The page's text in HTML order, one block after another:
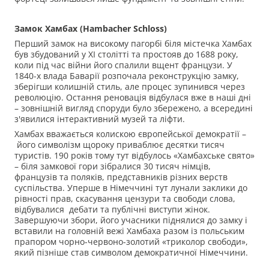
Замок Хамбах (Hambacher Schloss)
Перший замок на високому пагорбі біля містечка Хамбах
був збудований у XI столітті та простояв до 1688 року,
коли під час війни його спалили вщент французи. У
1840-х влада Баварії розпочала реконструкцію замку,
зберігши колишній стиль, але процес зупинився через
революцію. Остання реновація відбулася вже в наші дні
– зовнішній вигляд споруди було збережено, а всередині
з'явилися інтерактивний музей та ліфти.
Хамбах вважається колискою європейської демократії –
його символізм щороку приваблює десятки тисяч
туристів. 190 років тому тут відбулось «Хамбахське свято»
– біля замкової гори зібралися 30 тисяч німців,
французів та поляків, представників різних верств
суспільства. Уперше в Німеччині тут лунали заклики до
рівності прав, скасування цензури та свободи слова,
відбувалися дебати та публічні виступи жінок.
Завершуючи збори, його учасники піднялися до замку і
вставили на головній вежі Хамбаха разом із польським
прапором чорно-червоно-золотий «триколор свободи»,
який пізніше став символом демократичної Німеччини.